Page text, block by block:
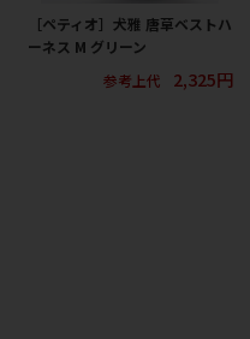
［ペティオ］犬雅 唐草ベストハ
ーネス M グリーン
参考上代
2,325円